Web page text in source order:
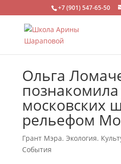
+7 (901) 547-65-50
Ольга
московских
рельефом
Грант Мэра. Экология.
События